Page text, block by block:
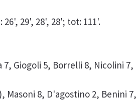
29', 28', 28'; tot: 111'.
7, Giogoli 5, Borrelli 8, Nicolini 7,
Masoni 8, D'agostino 2, Benini 7,